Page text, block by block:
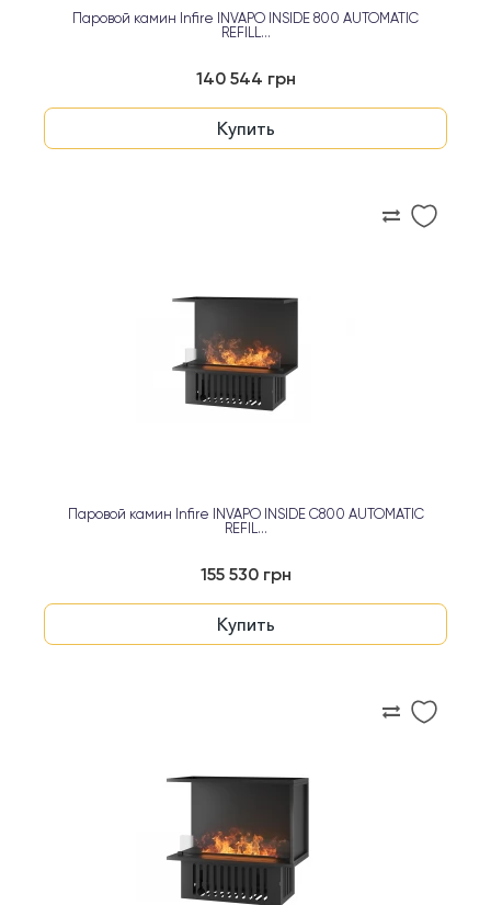
Паровой камин Infire INVAPO INSIDE 800 AUTOMATIC
REFILL...
140 544 грн
Купить
Паровой камин Infire INVAPO INSIDE C800 AUTOMATIC
REFIL...
155 530 грн
Купить